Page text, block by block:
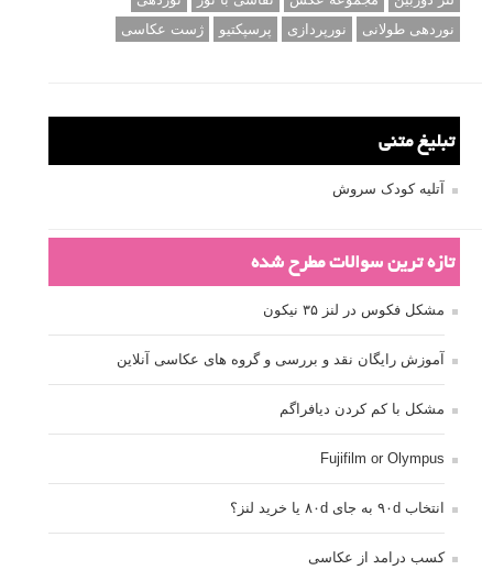
نوردهی طولانی
نورپردازی پرسپکتیو ژست عکاسی
تبلیغ متنی
آتلیه کودک سروش
تازه ترین سوالات مطرح شده
مشکل فکوس در لنز ۳۵ نیکون
آموزش رایگان نقد و بررسی و گروه های عکاسی آنلاین
مشکل با کم کردن دیافراگم
Fujifilm or Olympus
انتخاب ۹۰d به جای ۸۰d یا خرید لنز؟
کسب درامد از عکاسی